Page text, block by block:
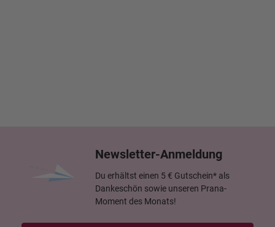
Newsletter-Anmeldung
Du erhältst einen 5 € Gutschein* als
Dankeschön sowie unseren Prana-
Moment des Monats!